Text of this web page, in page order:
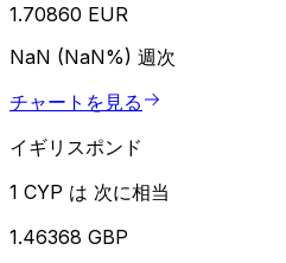
1.70860 EUR
NaN (NaN%) 週次
チャートを見る
イギリスポンド
1 CYP は 次に相当
1.46368 GBP